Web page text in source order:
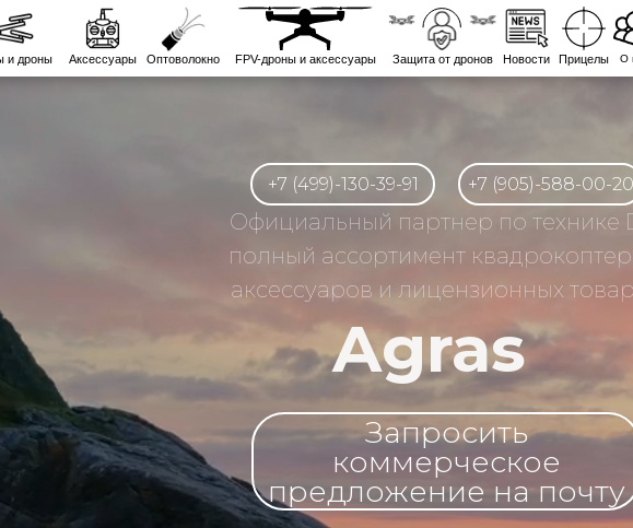
и дроны Аксессуары Оптоволокно FPV-дроны и аксессуары Защита от дронов Новости Прицелы О
Agras
Официальный партнер по технике
полный ассортимент
аксессуаров и лицензионных
Запросить
коммерческое
предложение на почту
+7 (499)-130-39-91 +7 (905)-588-00-20